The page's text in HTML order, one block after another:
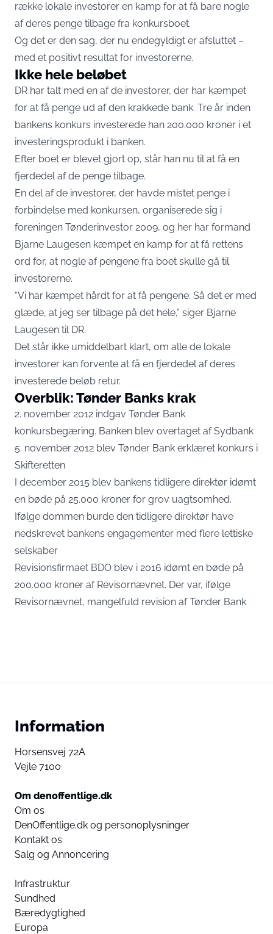
række lokale investorer en kamp for at få bare nogle
af deres penge tilbage fra konkursboet.
Og det er den sag, der nu endegyldigt er afsluttet –
med et positivt resultat for investorerne.
Ikke hele beløbet
DR har talt med en af de investorer, der har kæmpet
for at få penge ud af den krakkede bank. Tre år inden
bankens konkurs investerede han 200.000 kroner i et
investeringsprodukt i banken.
Efter boet er blevet gjort op, står han nu til at få en
fjerdedel af de penge tilbage.
En del af de investorer, der havde mistet penge i
forbindelse med konkursen, organiserede sig i
foreningen Tønderinvestor 2009, og her har formand
Bjarne Laugesen kæmpet en kamp for at få rettens
ord for, at nogle af pengene fra boet skulle gå til
investorerne.
“Vi har kæmpet hårdt for at få pengene. Så det er med
glæde, at jeg ser tilbage på det hele,” siger Bjarne
Laugesen til DR.
Det står ikke umiddelbart klart, om alle de lokale
investorer kan forvente at få en fjerdedel af deres
investerede beløb retur.
Overblik: Tønder Banks krak
2. november 2012 indgav Tønder Bank
konkursbegæring. Banken blev overtaget af Sydbank
5. november 2012 blev Tønder Bank erklæret konkurs i
Skifteretten
I december 2015 blev bankens tidligere direktør idømt
en bøde på 25.000 kroner for grov uagtsomhed.
Ifølge dommen burde den tidligere direktør have
nedskrevet bankens engagementer med flere lettiske
selskaber
Revisionsfirmaet BDO blev i 2016 idømt en bøde på
200.000 kroner af Revisornævnet. Der var, ifølge
Revisornævnet, mangelfuld revision af Tønder Bank
Information
Horsensvej 72A
Vejle 7100
Om denoffentlige.dk
Om os
DenOffentlige.dk og personoplysninger
Kontakt os
Salg og Annoncering
Infrastruktur
Sundhed
Bæredygtighed
Europa